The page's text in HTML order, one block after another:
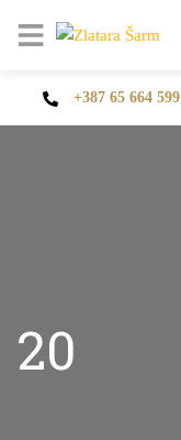
+387 65 664 599
20